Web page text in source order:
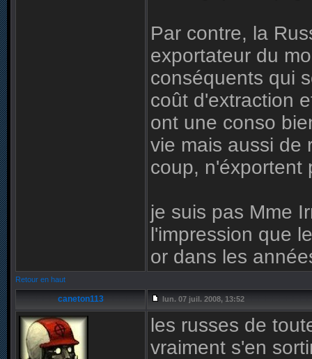
Par contre, la
exportateur du
conséquents qui
coût d'extraction
ont une conso
vie mais aussi de
coup, n'éxportent
je suis pas Mme
l'impression que
or dans les
Retour en haut
caneton113 lun. 07 juil. 2008, 13:52
les russes de
vraiment s'en